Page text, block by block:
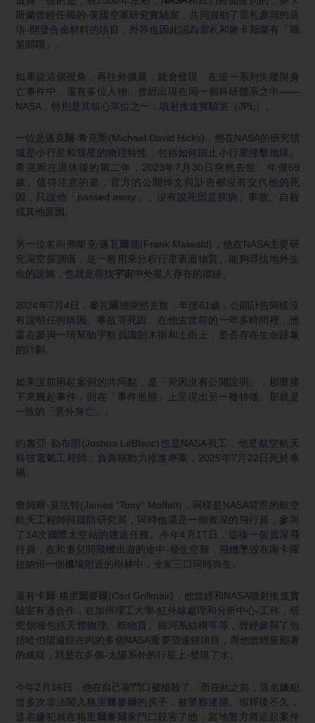
斯蘭曾經任職的-美國空軍研究實驗室，共同資助了雷札參與的這
項-開發合金材料的項目，外界也因此認為雷札和麥卡斯蘭有「職
業關聯」。
如果從這個視角，再往外擴展，就會發現，在這一系列失蹤與身
亡事件中，還有多位人物，曾經出現在同一個科研體系之中——
NASA，特別是其核心單位之一：噴射推進實驗室（JPL）。
一位是邁克爾·希克斯(Michael David Hicks)，他在NASA的研究領
域是小行星和彗星的物理特性，包括如何防止小行星撞擊地球。
希克斯在退休後的第二年，2023年7月30日突然去世，年僅59
歲。值得注意的是，官方的公開悼文與訃告都沒有交代他的死
因，只說他「passed away」，沒有說死因是疾病、事故、自殺
或其他原因。
另一位名叫弗蘭克‧邁瓦爾德(Frank Maiwald)，他在NASA主要研
究深空探測儀，是一種用來分析行星表面物質、能夠尋找地外生
命的設施，也就是尋找宇宙中外星人存在的蹤跡。
2024年7月4日，麥瓦爾德突然去世，年僅61歲，公開訃告同樣沒
有說明任何病因、事故等死因。在他去世前的一年多時間裡，他
還在參與一項幫助宇航員識別木衛和土衛上，是否存在生命跡象
的計劃。
如果說前兩起案例的共同點，是「死因沒有公開說明」，那麼接
下來幾起事件，則在「事件形態」上呈現出另一種特徵。那就是
一致的「意外身亡」。
約書亞·勒布朗(Joshua LeBlanc)也是NASA員工，他是航空航天
科技電氣工程師，負責核動力推進專案，2025年7月22日死於車
禍。
詹姆斯·莫法特(James “Tony” Moffatt)，同樣是NASA背景的航空
航天工程師與國防研究員，同時他還是一個資深的飛行員，參與
了14次國際太空站的建造任務。今年4月17日，這樣一個資深飛
行員，在和妻兒開飛機出遊的途中-發生空難，飛機墜毀在南卡羅
拉納州一個機場附近的樹林中，全家三口同時喪生。
還有卡爾·格里爾麥爾(Carl Grillmair)，他曾經和NASA噴射推進實
驗室有過合作，在加州理工大學-紅外線處理和分析中心-工作，研
究領域包括天體物理、暗物質、銀河系結構等等，曾經參與了包
括哈伯望遠鏡在內的多個NASA重要望遠鏡項目，而他曾經最顯著
的成就，就是在多個-太陽系外的行星上-發現了水。
今年2月16日，他在自己家門口被槍殺了。而在此之前，這名嫌犯
曾多次非法闖入格里爾麥爾的房子，被警察逮捕、假釋後不久，
這名嫌犯就在格里爾麥爾家門口殺害了他，當地警方將這起案件